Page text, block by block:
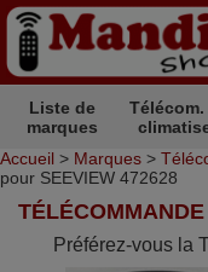
Liste de
marques
Accueil > Marques >
pour SEEVIEW 472628
Préférez-vous la